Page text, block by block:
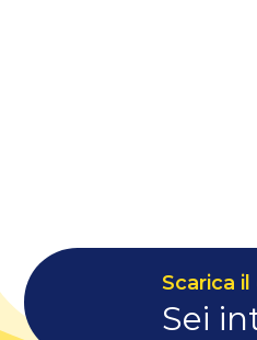
Scarica
Sei